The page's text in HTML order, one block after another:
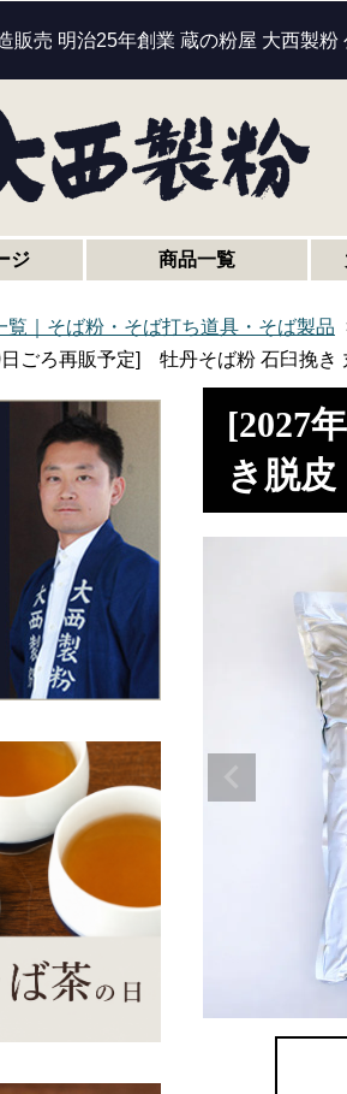
販売 明治25年創業 蔵の粉屋 大西製粉
ジ 商品一覧
覧｜そば粉・そば打ち道具・そば製品
ごろ再販予定] 牡丹そば粉 石臼挽き
[2027
き脱皮